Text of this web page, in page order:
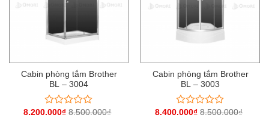
Cabin phòng tắm Brother
BL – 3004
Được
8.200.000₫ 8.500.000₫
Cabin phòng tắm Brother
BL – 3003
Được
8.400.000₫ 8.500.000₫